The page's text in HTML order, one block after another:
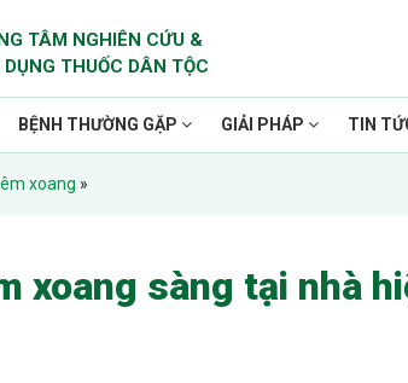
TÂM NGHIÊN CỨU &
THUỐC DÂN TỘC
BỆNH THƯỜNG GẶP GIẢI PHÁP TIN
xoang »
xoang sàng tại nhà